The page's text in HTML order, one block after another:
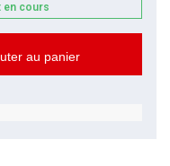
en cours
au panier